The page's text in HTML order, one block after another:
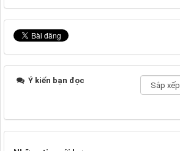
Ý kiến bạn đọc